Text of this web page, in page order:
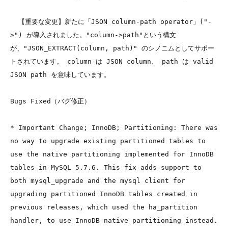
>") が導入されました。"column->path"という構文
が、"JSON_EXTRACT(column, path)" のシノニムとしてサポー
トされています。 column は JSON column、 path は valid
JSON path を意味しています。
Bugs Fixed（バグ修正）
* Important Change; InnoDB; Partitioning: There was
no way to upgrade existing partitioned tables to
use the native partitioning implemented for InnoDB
tables in MySQL 5.7.6. This fix adds support to
both mysql_upgrade and the mysql client for
upgrading partitioned InnoDB tables created in
previous releases, which used the ha_partition
handler, to use InnoDB native partitioning instead.